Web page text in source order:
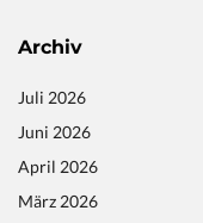
Archiv
Juli 2026
Juni 2026
April 2026
März 2026